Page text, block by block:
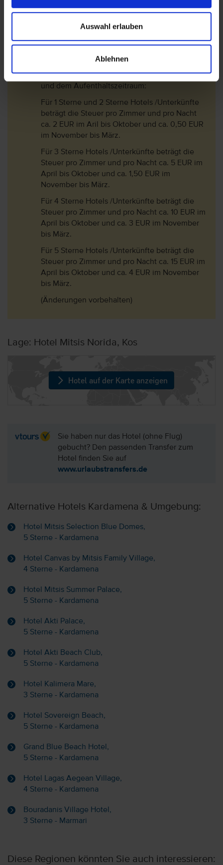
Auswahl erlauben
Ablehnen
dem 01.01.2018 eine Touristensteuer erhoben
wird. Seit dem 01.01.2024 fungiert diese Steuer
Diese wird vor Ort im Hotel entrichtet.
Die Touristensteuer bemisst sich je nach
Klassifizierung (Landeskategorie) des Hotels
und dem Aufenthaltszeitraum:
Für 1 Sterne und 2 Sterne Hotels /Unterkünfte
beträgt die Steuer pro Zimmer und pro Nacht
ca. 2 EUR im Aril bis Oktober und ca. 0,50 EUR
im November bis März.
Für 3 Sterne Hotels /Unterkünfte beträgt die
Steuer pro Zimmer und pro Nacht ca. 5 EUR im
April bis Oktober und ca. 1,50 EUR im
November bis März.
Für 4 Sterne Hotels /Unterkünfte beträgt die
Steuer pro Zimmer und pro Nacht ca. 10 EUR im
April bis Oktober und ca. 3 EUR im November
bis März.
Für 5 Sterne Hotels /Unterkünfte beträgt die
Steuer pro Zimmer und pro Nacht ca. 15 EUR im
April bis Oktober und ca. 4 EUR im November
bis März.
(Änderungen vorbehalten)
Lage: Hotel Mitsis Norida, Kos
Hotel auf der Karte anzeigen
Sie haben nur das Hotel (ohne Flug)
gebucht? Den passenden Transfer zum
Hotel finden Sie auf
www.urlaubstransfers.de
Alternative Hotels Kardamena & Umgebung:
Hotel Mitsis Selection Blue Domes,
5 Sterne - Kardamena
Hotel Canvas by Mitsis Family Village,
4 Sterne - Kardamena
Hotel Mitsis Summer Palace,
5 Sterne - Kardamena
Hotel Akti Palace,
5 Sterne - Kardamena
Hotel Akti Beach Club,
5 Sterne - Kardamena
Hotel Kalimera Mare,
3 Sterne - Kardamena
Hotel Sovereign Beach,
5 Sterne - Kardamena
Grand Blue Beach Hotel,
5 Sterne - Kardamena
Hotel Lagas Aegean Village,
4 Sterne - Kardamena
Bouradanis Village Hotel,
3 Sterne - Marmari
Diese Regionen könnten Sie auch interessieren: